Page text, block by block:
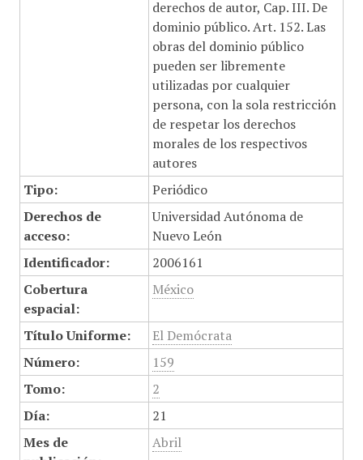
derechos de autor, Cap. III. De
dominio público. Art. 152. Las
obras del dominio público
pueden ser libremente
utilizadas por cualquier
persona, con la sola restricción
de respetar los derechos
morales de los respectivos
autores
Tipo:
Periódico
Derechos de
acceso:
Universidad Autónoma de
Nuevo León
Identificador:
2006161
Cobertura
espacial:
México
Título Uniforme:
El Demócrata
Número:
159
Tomo:
2
Día:
21
Mes de
Abril